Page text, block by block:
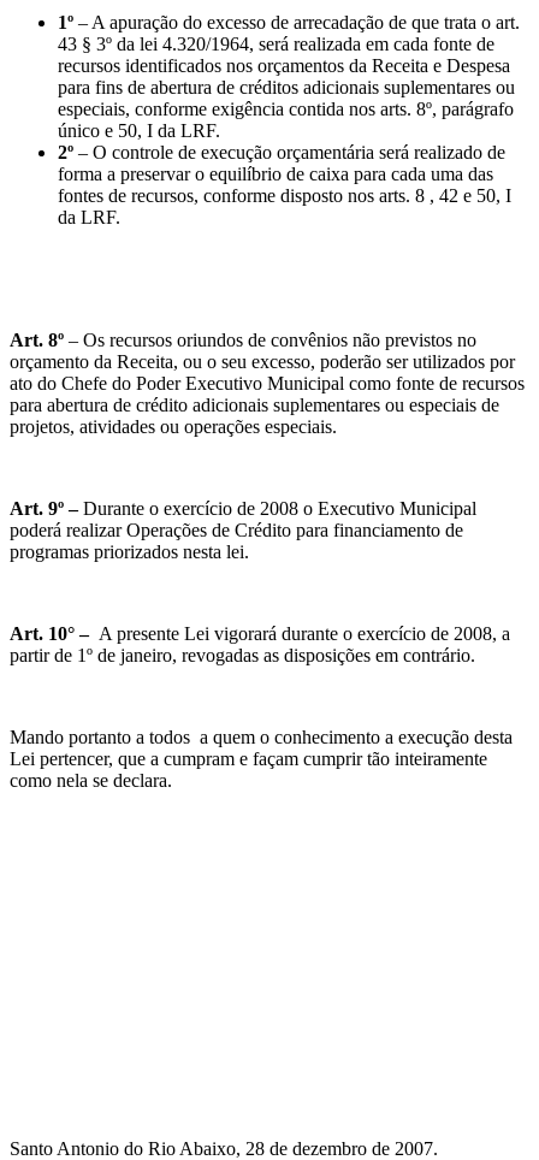
1º – A apuração do excesso de arrecadação de que trata o art.
43 § 3º da lei 4.320/1964, será realizada em cada fonte de
recursos identificados nos orçamentos da Receita e Despesa
para fins de abertura de créditos adicionais suplementares ou
especiais, conforme exigência contida nos arts. 8º, parágrafo
único e 50, I da LRF.
2º – O controle de execução orçamentária será realizado de
forma a preservar o equilíbrio de caixa para cada uma das
fontes de recursos, conforme disposto nos arts. 8 , 42 e 50, I
da LRF.
Art. 8º – Os recursos oriundos de convênios não previstos no
orçamento da Receita, ou o seu excesso, poderão ser utilizados por
ato do Chefe do Poder Executivo Municipal como fonte de recursos
para abertura de crédito adicionais suplementares ou especiais de
projetos, atividades ou operações especiais.
Art. 9º –Durante o exercício de 2008 o Executivo Municipal
poderá realizar Operações de Crédito para financiamento de
programas priorizados nesta lei.
Art. 10° – A presente Lei vigorará durante o exercício de 2008, a
partir de 1º de janeiro, revogadas as disposições em contrário.
Mando portanto a todos a quem o conhecimento a execução desta
Lei pertencer, que a cumpram e façam cumprir tão inteiramente
como nela se declara.
Santo Antonio do Rio Abaixo, 28 de dezembro de 2007.